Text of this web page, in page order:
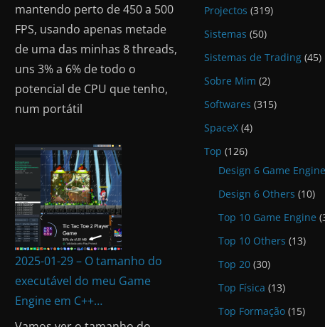
mantendo perto de 450 a 500
FPS, usando apenas metade
de uma das minhas 8 threads,
uns 3% a 6% de todo o
potencial de CPU que tenho,
num portátil
2025-01-29 – O tamanho do
executável do meu Game
Engine em C++…
Projectos (319)
Sistemas (50)
Sistemas de Trading (45)
Sobre Mim (2)
Softwares (315)
SpaceX (4)
Top (126)
Design 6 Game Engine
Design 6 Others (10)
Top 10 Game Engine
Top 10 Others (13)
Top 20 (30)
Top Física (13)
Top Formação (15)